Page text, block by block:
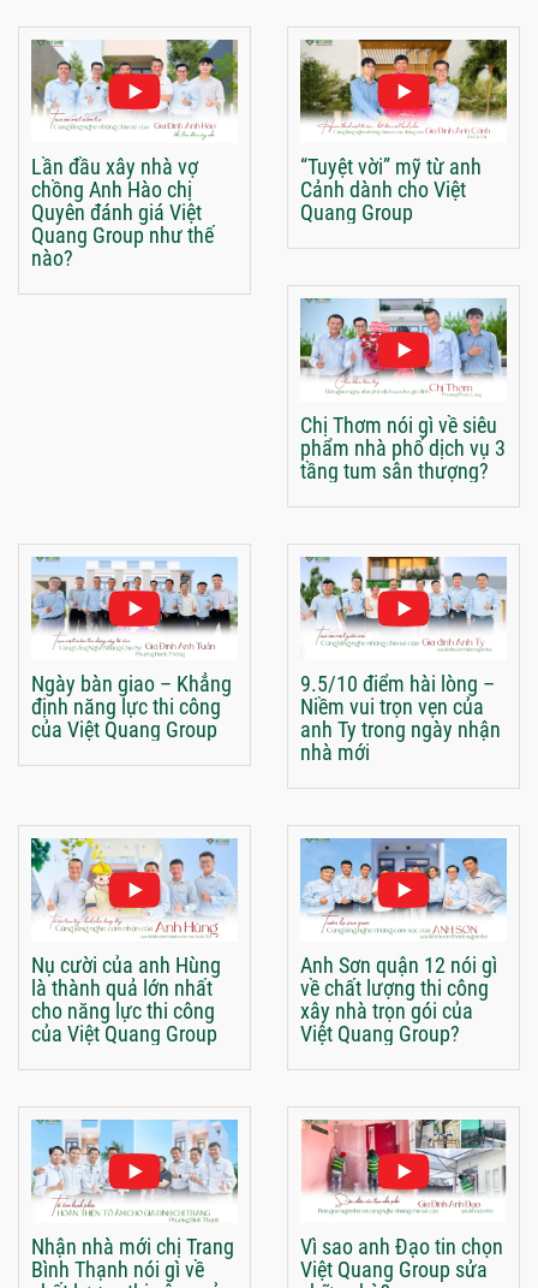
Lần đầu xây nhà vợ
chồng Anh Hào chị
Quyên đánh giá Việt
Quang Group như thế
nào?
“Tuyệt vời” mỹ từ anh
Cảnh dành cho Việt
Quang Group
Chị Thơm nói gì về siêu
phẩm nhà phố dịch vụ 3
tầng tum sân thượng?
Ngày bàn giao – Khẳng
định năng lực thi công
của Việt Quang Group
9.5/10 điểm hài lòng –
Niềm vui trọn vẹn của
anh Ty trong ngày nhận
nhà mới
Nụ cười của anh Hùng
là thành quả lớn nhất
cho năng lực thi công
của Việt Quang Group
Anh Sơn quận 12 nói gì
về chất lượng thi công
xây nhà trọn gói của
Việt Quang Group?
Nhận nhà mới chị Trang
Bình Thạnh nói gì về
Vì sao anh Đạo tin chọn
Việt Quang Group sửa